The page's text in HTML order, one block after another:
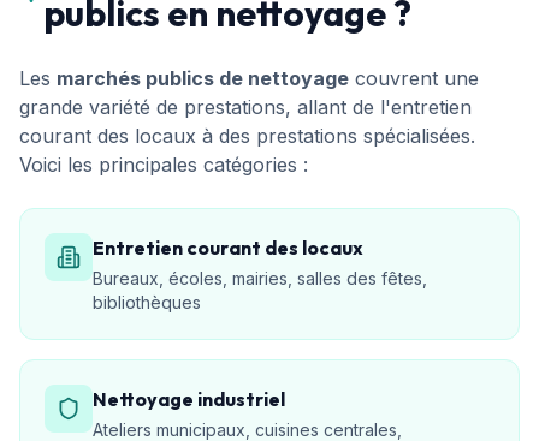
publics en nettoyage ?
Les marchés publics de nettoyage couvrent une
grande variété de prestations, allant de l'entretien
courant des locaux à des prestations spécialisées.
Voici les principales catégories :
Entretien courant des locaux
Bureaux, écoles, mairies, salles des fêtes,
bibliothèques
Nettoyage industriel
Ateliers municipaux, cuisines centrales,